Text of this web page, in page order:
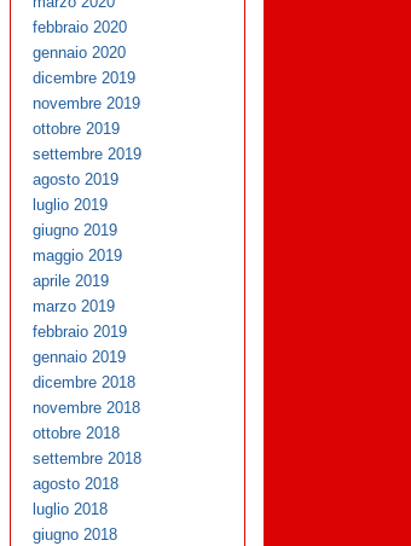
febbraio 2020
gennaio 2020
dicembre 2019
novembre 2019
ottobre 2019
settembre 2019
agosto 2019
luglio 2019
giugno 2019
maggio 2019
aprile 2019
marzo 2019
febbraio 2019
gennaio 2019
dicembre 2018
novembre 2018
ottobre 2018
settembre 2018
agosto 2018
luglio 2018
giugno 2018